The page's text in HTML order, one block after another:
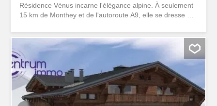
Résidence Vénus incarne l'élégance alpine. À seulement
15 km de Monthey et de l'autoroute A9, elle se dresse à
domaine des "Portes du Soleil" et voisine immédiate de la
France, à 3 km de Châtel. Découvrez nos 8
appartements de 3 1/2 et 4 1/2 pièces, dessinés pour
fusionner grandeur et intimité. Chaque espace, du sol au
plafond, est une invitation à la personnalisation - vos
rêves deviennent les contours de votre futur nid. Nos
appartements plein sud, avec leurs larges balcons, sont
des belvédères de vie, où chaque rayon du jour enrichit